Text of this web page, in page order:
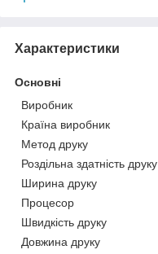
Характеристики
Основні
Виробник
Країна виробник
Метод друку
Роздільна здатність друку
Ширина друку
Процесор
Швидкість друку
Довжина друку